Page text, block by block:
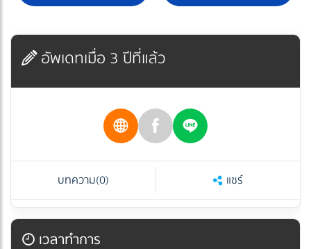
อัพเดทเมื่อ 3 ปีที่แล้ว
บทความ(0) แชร์
เวลาทำการ